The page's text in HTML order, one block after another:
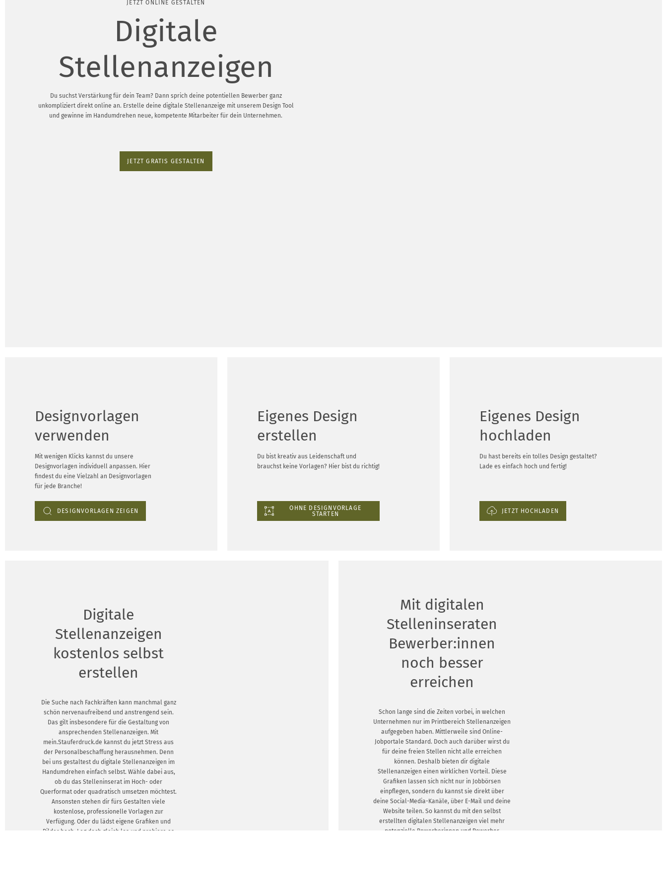
JETZT ONLINE GESTALTEN
Digitale
Stellenanzeigen
Du suchst Verstärkung für dein Team? Dann sprich deine potentiellen Bewerber ganz
unkompliziert direkt online an. Erstelle deine digitale Stellenanzeige mit unserem Design Tool
und gewinne im Handumdrehen neue, kompetente Mitarbeiter für dein Unternehmen.
JETZT GRATIS GESTALTEN
Designvorlagen
verwenden
Mit wenigen Klicks kannst du unsere
Designvorlagen individuell anpassen. Hier
findest du eine Vielzahl an Designvorlagen
für jede Branche!
DESIGNVORLAGEN ZEIGEN
Eigenes Design
erstellen
Du bist kreativ aus Leidenschaft und
brauchst keine Vorlagen? Hier bist du richtig!
OHNE DESIGNVORLAGE
STARTEN
Eigenes Design
hochladen
Du hast bereits ein tolles Design gestaltet?
Lade es einfach hoch und fertig!
JETZT HOCHLADEN
Digitale
Stellenanzeigen
kostenlos selbst
erstellen
Die Suche nach Fachkräften kann manchmal ganz
schön nervenaufreibend und anstrengend sein.
Das gilt insbesondere für die Gestaltung von
ansprechenden Stellenanzeigen. Mit
mein.Stauferdruck.de kannst du jetzt Stress aus
der Personalbeschaffung herausnehmen. Denn
bei uns gestaltest du digitale Stellenanzeigen im
Handumdrehen einfach selbst. Wähle dabei aus,
ob du das Stelleninserat im Hoch- oder
Querformat oder quadratisch umsetzen möchtest.
Ansonsten stehen dir fürs Gestalten viele
kostenlose, professionelle Vorlagen zur
Verfügung. Oder du lädst eigene Grafiken und
Bilder hoch. Leg doch gleich los und probiere es
Mit digitalen
Stelleninseraten
Bewerber:innen
noch besser
erreichen
Schon lange sind die Zeiten vorbei, in welchen
Unternehmen nur im Printbereich Stellenanzeigen
aufgegeben haben. Mittlerweile sind Online-
Jobportale Standard. Doch auch darüber wirst du
für deine freien Stellen nicht alle erreichen
können. Deshalb bieten dir digitale
Stellenanzeigen einen wirklichen Vorteil. Diese
Grafiken lassen sich nicht nur in Jobbörsen
einpflegen, sondern du kannst sie direkt über
deine Social-Media-Kanäle, über E-Mail und deine
Website teilen. So kannst du mit den selbst
erstellten digitalen Stellenanzeigen viel mehr
potenzielle Bewerberinnen und Bewerber